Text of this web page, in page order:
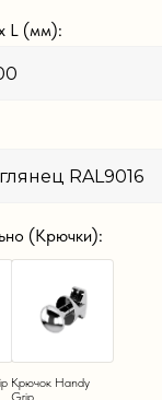
L (мм):
(Крючки):
Крючок Handy
Grip